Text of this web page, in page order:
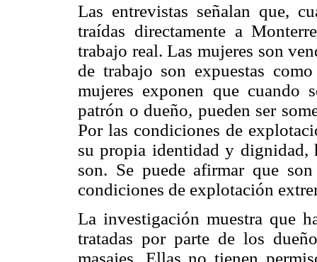
Las entrevistas señalan que,
traídas directamente a
trabajo real. Las mujeres son
de trabajo son expuestas
mujeres exponen que cuando
patrón o dueño, pueden ser
Por las condiciones de
su propia identidad y dignidad,
son. Se puede afirmar que
condiciones de explotación
La investigación muestra que
tratadas por parte de los
masajes. Ellas no tienen